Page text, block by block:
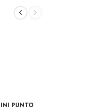
PUNTO